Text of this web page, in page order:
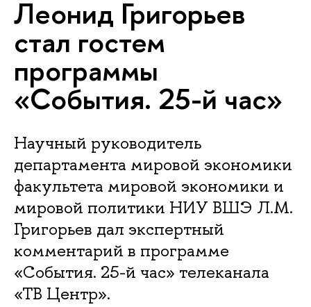
Леонид Григорьев
стал гостем
программы
«События. 25-й час»
Научный руководитель
департамента мировой экономики
факультета мировой экономики и
мировой политики НИУ ВШЭ Л.М.
Григорьев дал экспертный
комментарий в программе
«События. 25-й час» телеканала
«ТВ Центр».